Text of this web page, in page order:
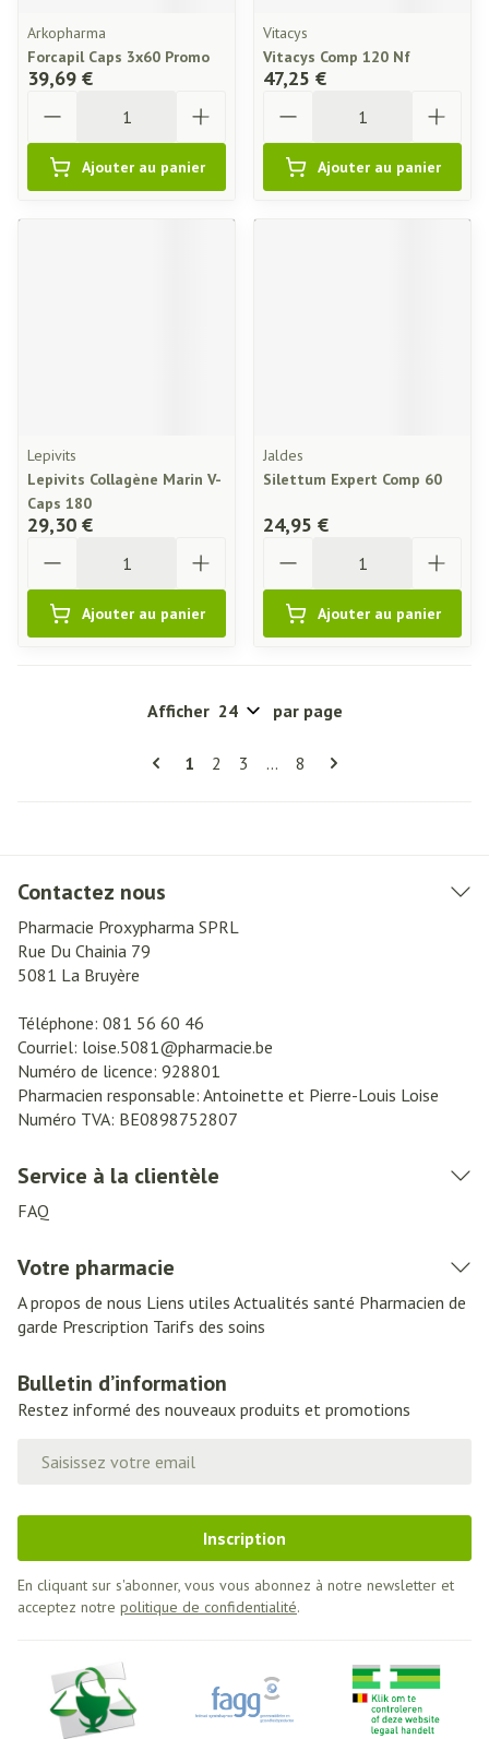
Arkopharma
Forcapil Caps 3x60 Promo
39,69 €
Ajouter au panier
Vitacys
Vitacys Comp 120 Nf
47,25 €
Ajouter au panier
Lepivits
Lepivits Collagène Marin V-
Caps 180
29,30 €
Ajouter au panier
Jaldes
Silettum Expert Comp 60
24,95 €
Ajouter au panier
Pages
Vous lisez actuellement la page
1 Page
2 Page
3 ... Page
8
Afficher par page
Contactez nous
Pharmacie Proxypharma SPRL
Rue Du Chainia 79
5081 La Bruyère
Téléphone: 081 56 60 46
Courriel: loise.5081@pharmacie.be
Numéro de licence: 928801
Pharmacien responsable: Antoinette et Pierre-Louis Loise
Numéro TVA: BE0898752807
Service à la clientèle
FAQ
Votre pharmacie
A propos de nous Liens utiles Actualités santé Pharmacien de
garde Prescription Tarifs des soins
Bulletin d’information
Restez informé des nouveaux produits et promotions
Inscription
En cliquant sur s'abonner, vous vous abonnez à notre newsletter et
acceptez notre politique de confidentialité.